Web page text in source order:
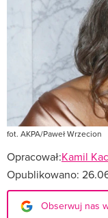
fot. AKPA/Paweł Wrzecion
Opracował:Kamil
Opublikowano:
Obserwuj nas